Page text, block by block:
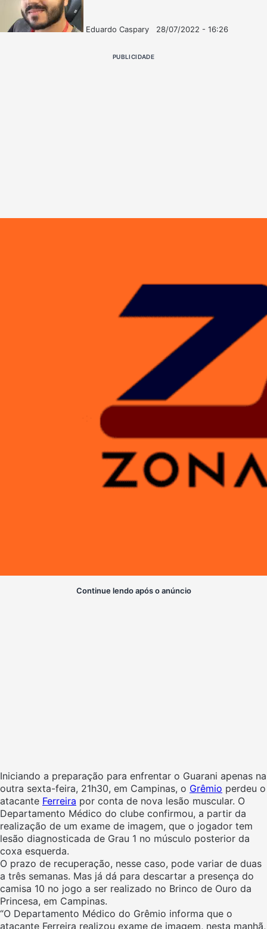
Eduardo Caspary
Xe-
28/07/2022 - 16:26
PUBLICIDADE
Continue lendo após o anúncio
Iniciando a preparação para enfrentar o Guarani apenas na
outra sexta-feira, 21h30, em Campinas, o Grêmio perdeu o
atacante Ferreira por conta de nova lesão muscular. O
Departamento Médico do clube confirmou, a partir da
realização de um exame de imagem, que o jogador tem
lesão diagnosticada de Grau 1 no músculo posterior da
coxa esquerda.
O prazo de recuperação, nesse caso, pode variar de duas
a três semanas. Mas já dá para descartar a presença do
camisa 10 no jogo a ser realizado no Brinco de Ouro da
Princesa, em Campinas.
“O Departamento Médico do Grêmio informa que o
atacante Ferreira realizou exame de imagem, nesta manhã,